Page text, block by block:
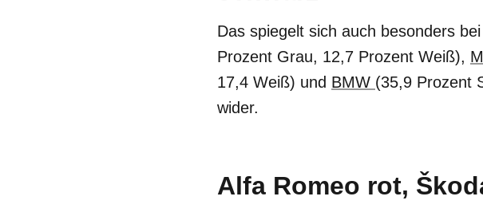
Das spiegelt sich auch besonders
Prozent Grau, 12,7 Prozent Weiß),
17,4 Weiß) und BMW (35,9 Prozent
wider.
Alfa Romeo rot,